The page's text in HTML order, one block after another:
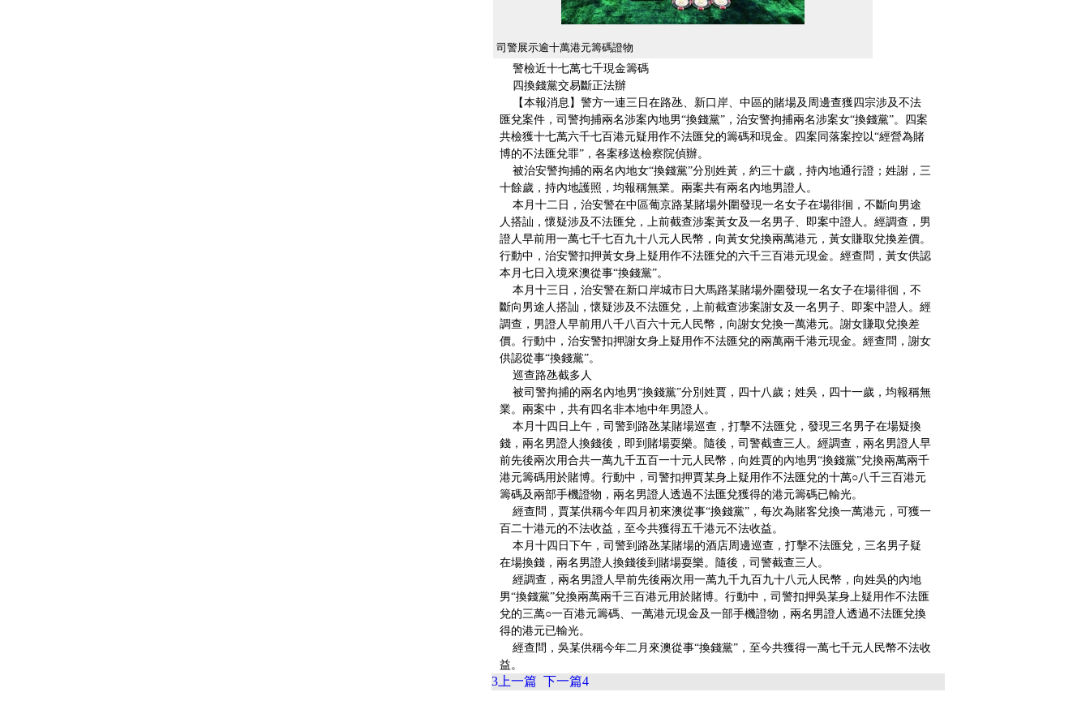
司警展示逾十萬港元籌碼證物
警檢近十七萬七千現金籌碼
四換錢黨交易斷正法辦
【本報消息】警方一連三日在路氹、新口岸、中區的賭場及周邊查獲四宗涉及不法
匯兌案件，司警拘捕兩名涉案內地男“換錢黨”，治安警拘捕兩名涉案女“換錢黨”。四案
共檢獲十七萬六千七百港元疑用作不法匯兌的籌碼和現金。四案同落案控以“經營為賭
博的不法匯兌罪”，各案移送檢察院偵辦。
被治安警拘捕的兩名內地女“換錢黨”分別姓黃，約三十歲，持內地通行證；姓謝，三
十餘歲，持內地護照，均報稱無業。兩案共有兩名內地男證人。
本月十二日，治安警在中區葡京路某賭場外圍發現一名女子在場徘徊，不斷向男途
人搭訕，懷疑涉及不法匯兌，上前截查涉案黃女及一名男子、即案中證人。經調查，男
證人早前用一萬七千七百九十八元人民幣，向黃女兌換兩萬港元，黃女賺取兌換差價。
行動中，治安警扣押黃女身上疑用作不法匯兌的六千三百港元現金。經查問，黃女供認
本月七日入境來澳從事“換錢黨”。
本月十三日，治安警在新口岸城市日大馬路某賭場外圍發現一名女子在場徘徊，不
斷向男途人搭訕，懷疑涉及不法匯兌，上前截查涉案謝女及一名男子、即案中證人。經
調查，男證人早前用八千八百六十元人民幣，向謝女兌換一萬港元。謝女賺取兌換差
價。行動中，治安警扣押謝女身上疑用作不法匯兌的兩萬兩千港元現金。經查問，謝女
供認從事“換錢黨”。
巡查路氹截多人
被司警拘捕的兩名內地男“換錢黨”分別姓賈，四十八歲；姓吳，四十一歲，均報稱無
業。兩案中，共有四名非本地中年男證人。
本月十四日上午，司警到路氹某賭場巡查，打擊不法匯兌，發現三名男子在場疑換
錢，兩名男證人換錢後，即到賭場耍樂。隨後，司警截查三人。經調查，兩名男證人早
前先後兩次用合共一萬九千五百一十元人民幣，向姓賈的內地男“換錢黨”兌換兩萬兩千
港元籌碼用於賭博。行動中，司警扣押賈某身上疑用作不法匯兌的十萬○八千三百港元
籌碼及兩部手機證物，兩名男證人透過不法匯兌獲得的港元籌碼已輸光。
經查問，賈某供稱今年四月初來澳從事“換錢黨”，每次為賭客兌換一萬港元，可獲一
百二十港元的不法收益，至今共獲得五千港元不法收益。
本月十四日下午，司警到路氹某賭場的酒店周邊巡查，打擊不法匯兌，三名男子疑
在場換錢，兩名男證人換錢後到賭場耍樂。隨後，司警截查三人。
經調查，兩名男證人早前先後兩次用一萬九千九百九十八元人民幣，向姓吳的內地
男“換錢黨”兌換兩萬兩千三百港元用於賭博。行動中，司警扣押吳某身上疑用作不法匯
兌的三萬○一百港元籌碼、一萬港元現金及一部手機證物，兩名男證人透過不法匯兌換
得的港元已輸光。
經查問，吳某供稱今年二月來澳從事“換錢黨”，至今共獲得一萬七千元人民幣不法收
益。
3 上一篇 下一篇4